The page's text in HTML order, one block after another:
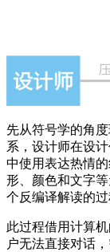
先从符号学的角
系，设计师在设
中使用表达热情
形、颜色和文字
个反编译解读的过
此过程借用计算
户无法直接对话